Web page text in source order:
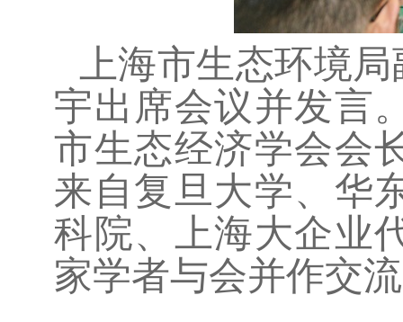
上海市生态环境
宇出席会议并发言
市生态经济学会会
来自复旦大学、华
科院、上海大企业
家学者与会并作交